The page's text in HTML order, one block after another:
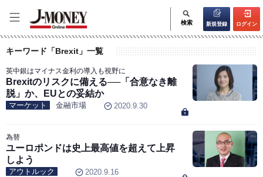
検索 新規登録 ログイン
キーワード「Brexit」一覧
英中銀はマイナス金利の導入も視野に
Brexitのリスクに備える──「合意なき離
脱」か、EUとの妥結か
マーケット 金融市場 2020.9.30
為替
ユーロポンドは史上最高値を超えて上昇
しよう
アウトルック 2020.9.16